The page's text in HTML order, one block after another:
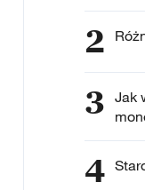
2
3 Jak
4